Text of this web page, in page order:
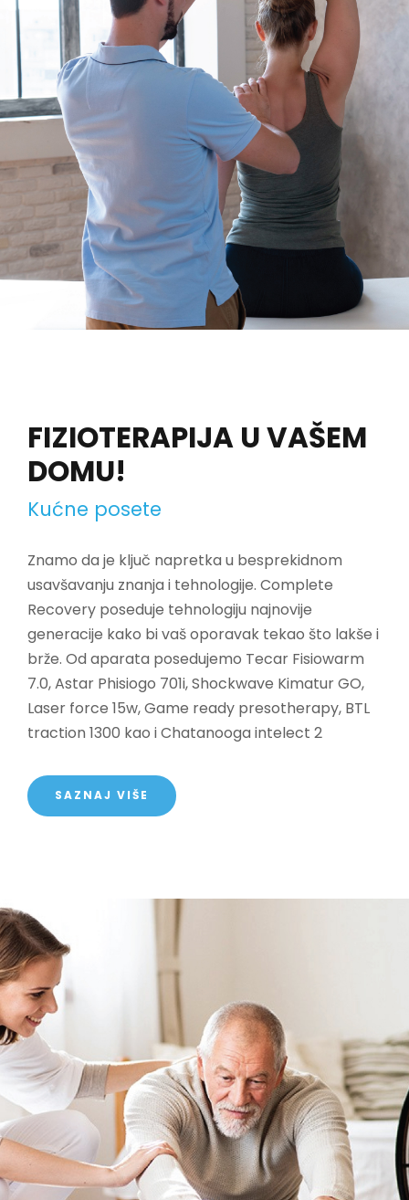
FIZIOTERAPIJA U VAŠEM
DOMU!
Kućne posete
Znamo da je ključ napretka u besprekidnom
usavšavanju znanja i tehnologije. Complete
Recovery poseduje tehnologiju najnovije
generacije kako bi vaš oporavak tekao što lakše i
brže. Od aparata posedujemo Tecar Fisiowarm
7.0, Astar Phisiogo 701i, Shockwave Kimatur GO,
Laser force 15w, Game ready presotherapy, BTL
traction 1300 kao i Chatanooga intelect 2
SAZNAJ VIŠE